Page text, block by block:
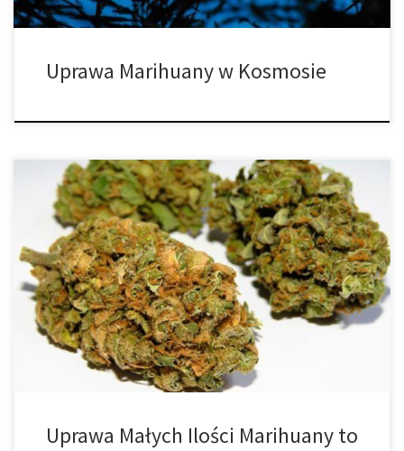
Uprawa Marihuany w Kosmosie
Sąd Najwyższy we Włoszech mówi, że uprawa małych ilości
marihuany w domu to nie jest przestępstwo. Projekt dodaje
Włochy do niewielkiej liczby krajów, w których uprawa marihuany
na małą skalę do użytku osobistego jest dozwolona. Uprawa
niewielkich ilości marihuany w domu do użytku prywatnego nie
jest przestępstwem, orzekł najwyższy sąd […]
Uprawa Małych Ilości Marihuany to